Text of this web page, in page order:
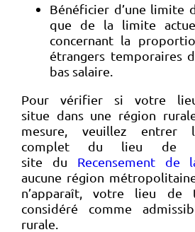
Bénéficier d’une
que de la limite
concernant la
étrangers temporaires
bas salaire.
Pour vérifier si votre
situe dans une région
mesure, veuillez entrer
complet du lieu de
site du Recensement de
aucune région
n’apparaît, votre lieu de
considéré comme
rurale.